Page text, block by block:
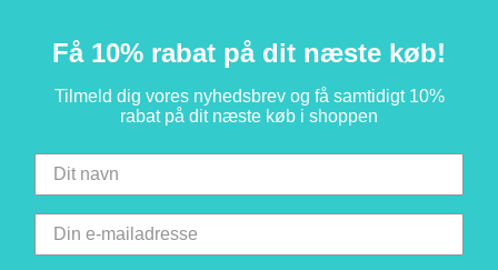
Få 10% rabat på dit næste køb!
Tilmeld dig vores nyhedsbrev og få samtidigt 10%
rabat på dit næste køb i shoppen